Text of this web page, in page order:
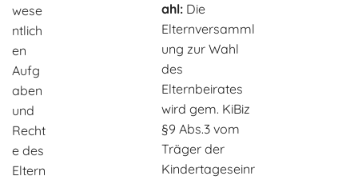
wese
ntlich
en
Aufg
aben
und
Recht
e des
Eltern
ahl: Die
Elternversamml
ung zur Wahl
des
Elternbeirates
wird gem. KiBiz
§9 Abs.3 vom
Träger der
Kindertageseinr